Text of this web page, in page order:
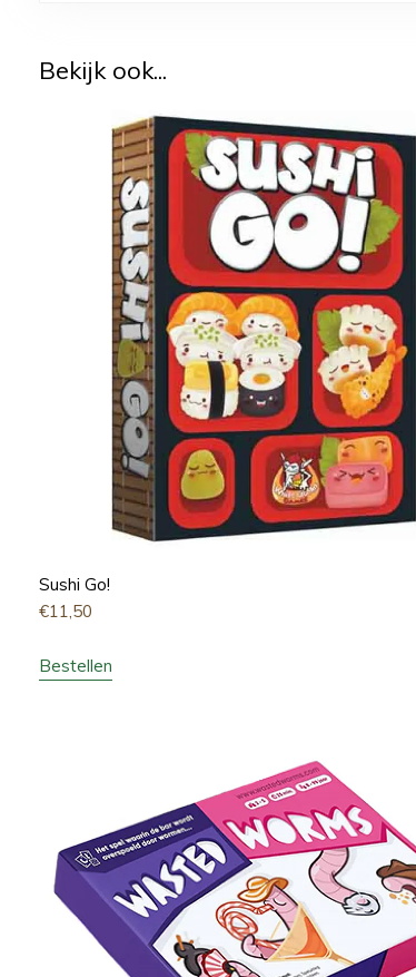
Bekijk ook...
Sushi Go!
€11,50
Bestellen